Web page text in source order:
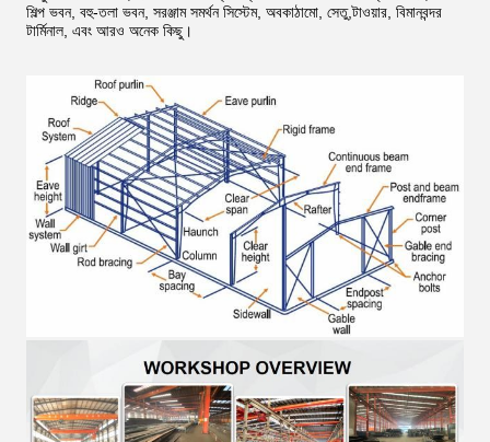
শিল্প ভবন, বহু-তলা ভবন, সরঞ্জাম সমর্থন সিস্টেম, অবকাঠামো, সেতু,টাওয়ার, বিমানবন্দর
টার্মিনাল, এবং আরও অনেক কিছু।